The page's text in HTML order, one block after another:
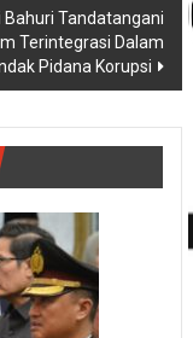
Bahuri Tandatangani
Terintegrasi Dalam
Pidana Korupsi